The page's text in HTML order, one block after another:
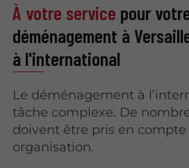
À votre service pour
déménagement à
à l'international
Le déménagement à
tâche complexe. De
doivent être pris en compte
organisation.